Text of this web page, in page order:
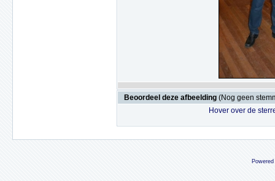
Beoordeel deze afbeelding (Nog geen
Hover over de